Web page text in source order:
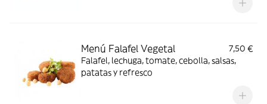
Menú Falafel Vegetal
7,50 €
Falafel, lechuga, tomate, cebolla, salsas,
patatas y refresco